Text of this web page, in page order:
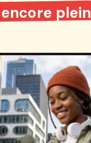
encore plein